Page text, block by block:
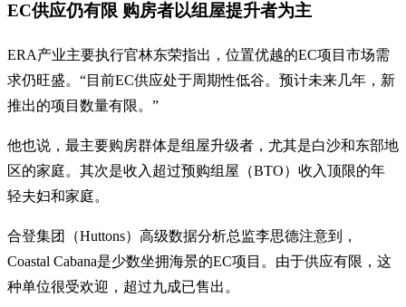
EC供应仍有限 购房者以组屋提升者为主
ERA产业主要执行官林东荣指出，位置优越的EC项目市场需
求仍旺盛。“目前EC供应处于周期性低谷。预计未来几年，新
推出的项目数量有限。”
他也说，最主要购房群体是组屋升级者，尤其是白沙和东部地
区的家庭。其次是收入超过预购组屋（BTO）收入顶限的年
轻夫妇和家庭。
合登集团（Huttons）高级数据分析总监李思德注意到，
Coastal Cabana是少数坐拥海景的EC项目。由于供应有限，这
种单位很受欢迎，超过九成已售出。